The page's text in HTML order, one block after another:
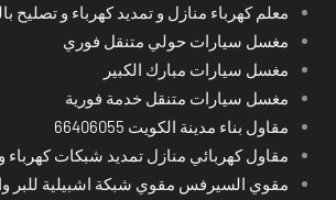
معلم كهرباء منازل و تمديد كهرباء و تصليح
مغسل سيارات حولي متنقل فوري
مغسل سيارات مبارك الكبير
مغسل سيارات متنقل خدمة فورية
مقاول بناء مدينة الكويت 66406055
مقاول كهربائي منازل تمديد شبكات كهرباء
مقوي السيرفس مقوي شبكة اشبيلية للبر